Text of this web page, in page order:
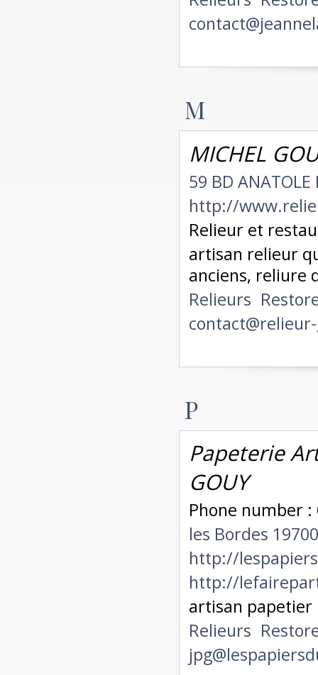
M
MICHEL
59 BD
http://
Relieur et
artisan relieur
anciens, reliure
Relieurs
P
Papeterie
GOUY
Phone number :
les Bordes
http://
http://
artisan papetier
Relieurs